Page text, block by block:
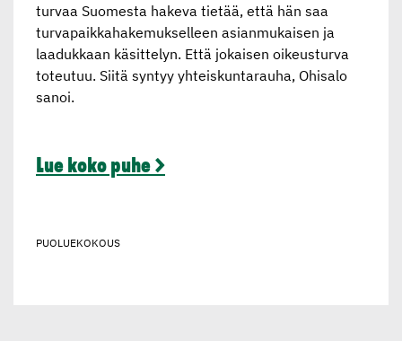
turvaa Suomesta hakeva tietää, että hän saa
turvapaikkahakemukselleen asianmukaisen ja
laadukkaan käsittelyn. Että jokaisen oikeusturva
toteutuu. Siitä syntyy yhteiskuntarauha, Ohisalo
sanoi.
Lue koko puhe >
PUOLUEKOKOUS